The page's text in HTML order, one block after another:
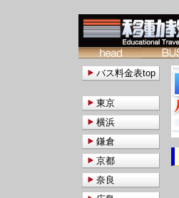
バス料金表top
東京
横浜
鎌倉
京都
奈良